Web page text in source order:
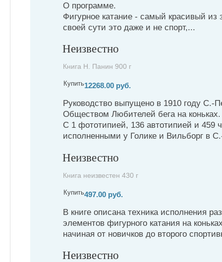
О программе.
Фигурное катание - самый красивый из
своей сути это даже и не спорт,...
Неизвестно
Книга Н. Панин 900 г
Купить12268.00 руб.
Руководство выпущено в 1910 году С.-
Обществом Любителей бега на коньках.
С 1 фототипией, 136 автотипией и 459
исполненными у Голике и Вильборг в
Неизвестно
Книга неизвестен 430 г
Купить497.00 руб.
В книге описана техника исполнения
элементов фигурного катания на
начиная от новичков до второго
Неизвестно